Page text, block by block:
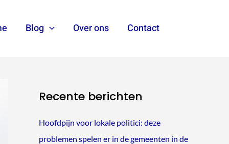
Blog Over ons Contact
Recente berichten
Hoofdpijn voor lokale politici: deze
problemen spelen er in de gemeenten in de